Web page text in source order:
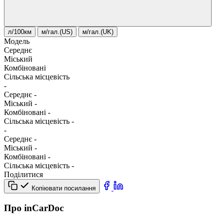
л/100км м/гал.(US) м/гал.(UK)
Модель
Середнє
Міський
Комбіновані
Сільська місцевість
-
Середнє -
Міський -
Комбіновані -
Сільська місцевість -
-
Середнє -
Міський -
Комбіновані -
Сільська місцевість -
Поділитися
Копіювати посилання
Про inCarDoc